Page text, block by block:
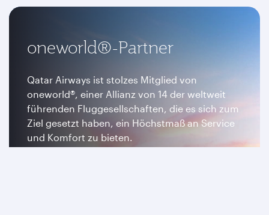
oneworld®-Partner
Qatar Airways ist stolzes Mitglied von
oneworld®, einer Allianz von 14 der weltweit
führenden Fluggesellschaften, die es sich zum
Ziel gesetzt haben, ein Höchstmaß an Service
und Komfort zu bieten.